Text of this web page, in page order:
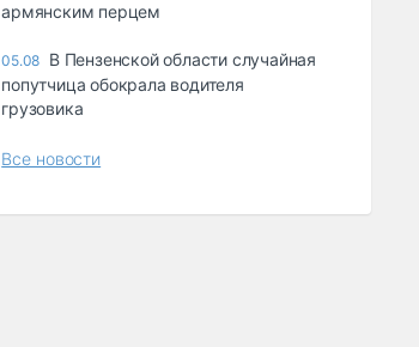
армянским перцем
05.08 В Пензенской области случайная
попутчица обокрала водителя
грузовика
Все новости